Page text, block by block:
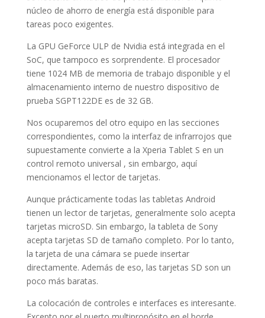
núcleo de ahorro de energía está disponible para
tareas poco exigentes.
La GPU GeForce ULP de Nvidia está integrada en el
SoC, que tampoco es sorprendente. El procesador
tiene 1024 MB de memoria de trabajo disponible y el
almacenamiento interno de nuestro dispositivo de
prueba SGPT122DE es de 32 GB.
Nos ocuparemos del otro equipo en las secciones
correspondientes, como la interfaz de infrarrojos que
supuestamente convierte a la Xperia Tablet S en un
control remoto universal , sin embargo, aquí
mencionamos el lector de tarjetas.
Aunque prácticamente todas las tabletas Android
tienen un lector de tarjetas, generalmente solo acepta
tarjetas microSD. Sin embargo, la tableta de Sony
acepta tarjetas SD de tamaño completo. Por lo tanto,
la tarjeta de una cámara se puede insertar
directamente. Además de eso, las tarjetas SD son un
poco más baratas.
La colocación de controles e interfaces es interesante.